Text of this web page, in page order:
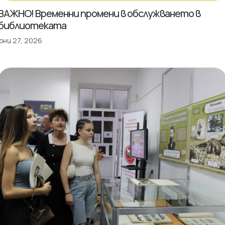
Временни промени в обслужването в
27, 2026